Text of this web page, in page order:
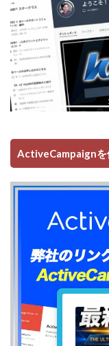
ActiveCampaignを